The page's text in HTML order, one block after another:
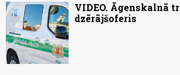
VIDEO. Āgenskalnā
dzērājšoferis